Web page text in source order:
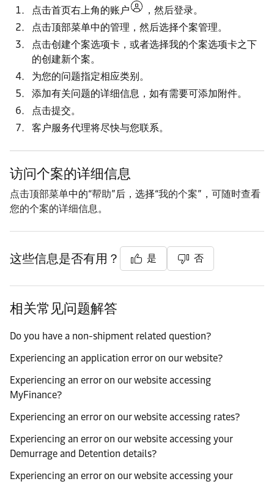
点击首页右上角的账户 ，然后登录。
点击顶部菜单中的管理 ，然后选择个案管理。
点击创建个案选项卡，或者选择我的个案选项卡之下
的创建新个案。
为您的问题指定相应类别。
添加有关问题的详细信息，如有需要可添加附件。
点击提交。
客户服务代理将尽快与您联系。
访问个案的详细信息
点击顶部菜单中的“帮助”后，选择“我的个案”， 可随时查看
您的个案的详细信息。
这些信息是否有用？ 是 否
相关常见问题解答
Do you have a non-shipment related question?
Experiencing an application error on our website?
Experiencing an error on our website accessing
MyFinance?
Experiencing an error on our website accessing rates?
Experiencing an error on our website accessing your
Demurrage and Detention details?
Experiencing an error on our website accessing your